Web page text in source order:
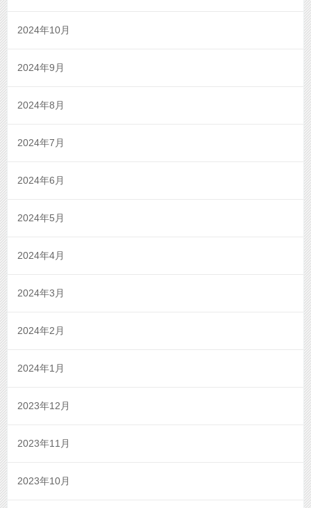
2024年10月
2024年9月
2024年8月
2024年7月
2024年6月
2024年5月
2024年4月
2024年3月
2024年2月
2024年1月
2023年12月
2023年11月
2023年10月